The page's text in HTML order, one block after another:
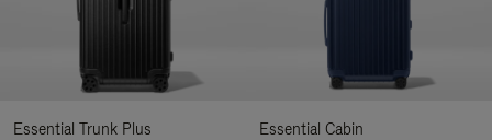
Essential Trunk Plus
Essential Cabin